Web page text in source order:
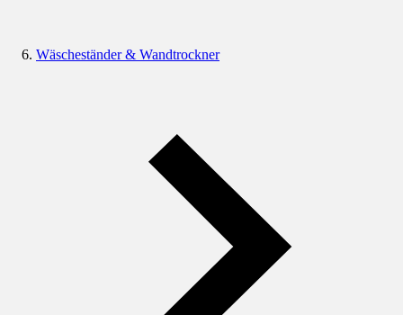
Wäscheständer & Wandtrockner